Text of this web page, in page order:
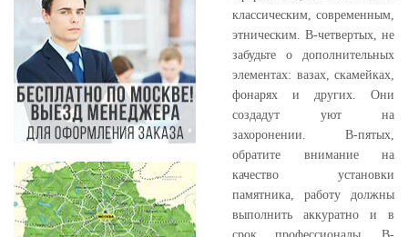
классическим, современным,
этническим. В-четвертых, не
забудьте о дополнительных
элементах: вазах, скамейках,
фонарях и других. Они
создадут уют на
захоронении. В-пятых,
обратите внимание на
качество установки
памятника, работу должны
выполнить аккуратно и в